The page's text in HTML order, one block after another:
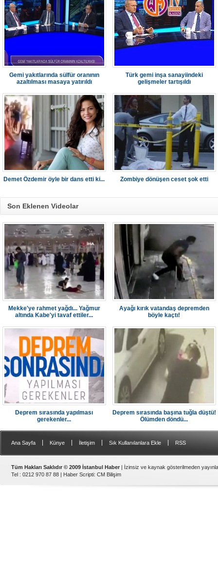
Gemi yakıtlarında sülfür oranının
azaltılması masaya yatırıldı
Türk gemi inşa sanayiindeki
gelişmeler tartışıldı
Demet Özdemir öyle bir dans etti ki... Zombiye dönüşen ceset şok etti
Son Eklenen Videolar
Mekke'ye rahmet yağdı... Yağmur
altında Kabe'yi tavaf ettiler...
Ayağı kırık vatandaş depremden
böyle kaçtı!
Deprem sırasında yapılması
gerekenler...
Deprem sırasında başına tuğla düştü!
Ölümden döndü...
Ana Sayfa Künye İletişim Sık Kullanılanlara Ekle RSS
Tüm Hakları Saklıdır © 2009 İstanbul Haber | İzinsiz ve kaynak gösterilmeden
Tel : 0212 970 87 88 | Haber Scripti: CM Bilişim